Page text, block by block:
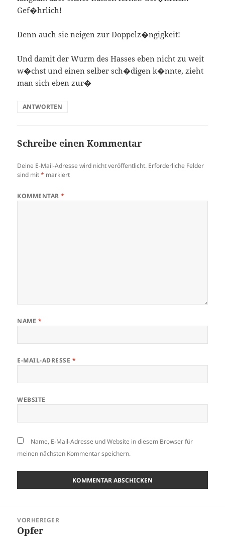
Gef�hrlich!
Denn auch sie neigen zur Doppelz�ngigkeit!
Und damit der Wurm des Hasses eben nicht zu weit
w�chst und einen selber sch�digen k�nnte, zieht
man sich eben zur�
ANTWORTEN
Schreibe einen Kommentar
Deine E-Mail-Adresse wird nicht veröffentlicht. Erforderliche Felder
sind mit* markiert
KOMMENTAR*
NAME *
E-MAIL-ADRESSE *
WEBSITE
Name, E-Mail-Adresse und Website in diesem Browser für
meinen nächsten Kommentar speichern.
VORHERIGER
Vorheriger
Opfer